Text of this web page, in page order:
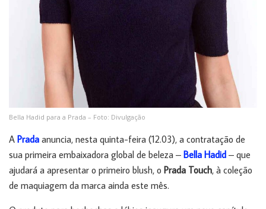
Bella Hadid para a Prada – Foto: Divulgação
A Prada anuncia, nesta quinta-feira (12.03), a contratação de
sua primeira embaixadora global de beleza – Bella Hadid – que
ajudará a apresentar o primeiro blush, o Prada Touch, à coleção
de maquiagem da marca ainda este mês.